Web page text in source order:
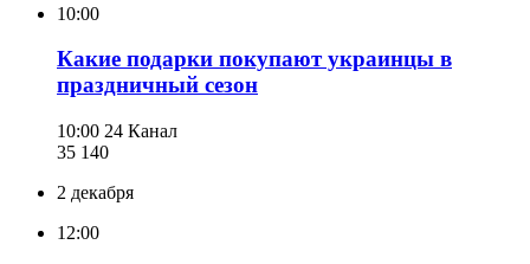
10:00
Какие подарки покупают украинцы в
праздничный сезон
10:00 24 Канал
35 140
2 декабря
12:00